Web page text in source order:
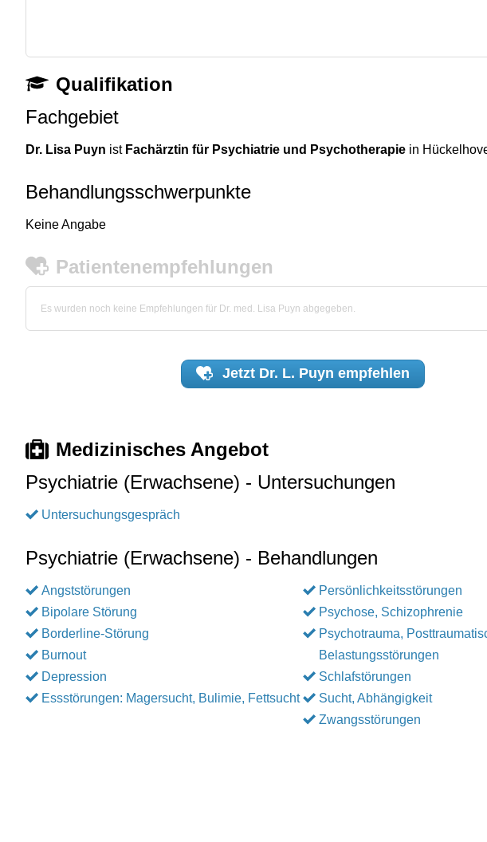
Qualifikation
Fachgebiet
Dr. Lisa Puyn ist Fachärztin für Psychiatrie und Psychotherapie in
Behandlungsschwerpunkte
Keine Angabe
Patientenempfehlungen
Es wurden noch keine Empfehlungen für Dr. med. Lisa Puyn abgegeben.
Jetzt Dr. L. Puyn empfehlen
Medizinisches Angebot
Psychiatrie (Erwachsene) - Untersuchungen
Untersuchungsgespräch
Psychiatrie (Erwachsene) - Behandlungen
Angststörungen
Bipolare Störung
Borderline-Störung
Burnout
Depression
Essstörungen: Magersucht, Bulimie, Fettsucht
Persönlichkeitsstörungen
Psychose, Schizophrenie
Psychotrauma,
Belastungsstörungen
Schlafstörungen
Sucht, Abhängigkeit
Zwangsstörungen